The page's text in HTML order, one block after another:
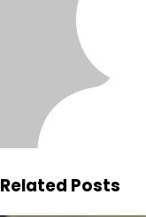
Related Posts